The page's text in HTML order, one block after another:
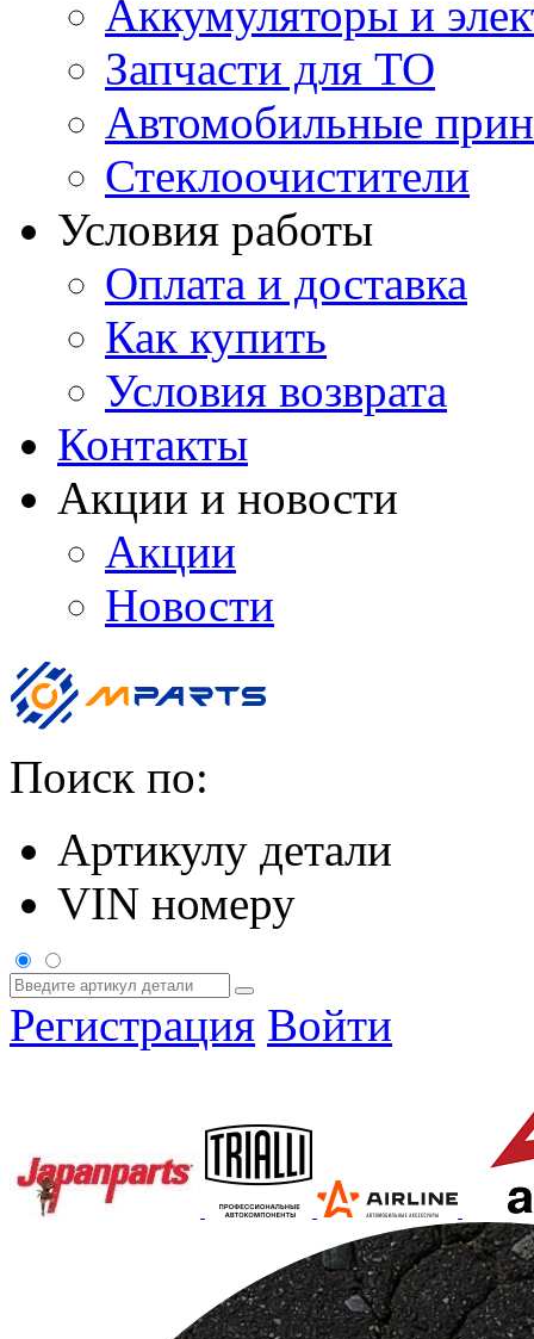
Аккумуляторы и
Запчасти для ТО
Автомобильные
Стеклоочистители
Условия работы
Оплата и доставка
Как купить
Условия возврата
Контакты
Акции и новости
Акции
Новости
Поиск по:
Артикулу детали
VIN номеру
Регистрация Войти